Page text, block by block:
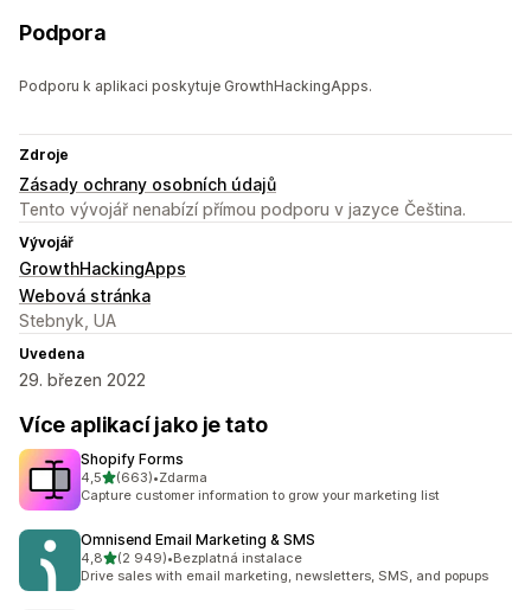
Podpora
Podporu k aplikaci poskytuje GrowthHackingApps.
Zdroje
Zásady ochrany osobních údajů
Tento vývojář nenabízí přímou podporu v jazyce Čeština.
Vývojář
GrowthHackingApps
Webová stránka
Stebnyk, UA
Uvedena
29. březen 2022
Více aplikací jako je tato
Shopify Forms
4,5z 5 hvězd
(663)
Celkový počet recenzí: 663
•Zdarma
Capture customer information to grow your marketing list
Omnisend Email Marketing & SMS
4,8z 5 hvězd
(2 949)
Celkový počet recenzí: 2949
•Bezplatná instalace
Drive sales with email marketing, newsletters, SMS, and popups